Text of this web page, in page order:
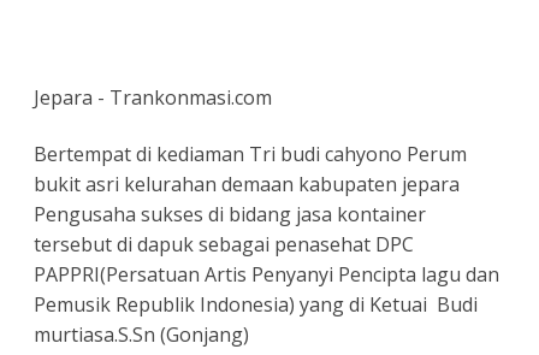
Jepara - Trankonmasi.com
Bertempat di kediaman Tri budi cahyono Perum
bukit asri kelurahan demaan kabupaten jepara
Pengusaha sukses di bidang jasa kontainer
tersebut di dapuk sebagai penasehat DPC
PAPPRI(Persatuan Artis Penyanyi Pencipta lagu dan
Pemusik Republik Indonesia) yang di Ketuai Budi
murtiasa.S.Sn (Gonjang)